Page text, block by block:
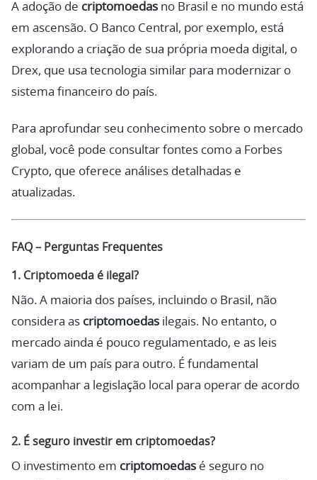
A adoção de criptomoedas no Brasil e no mundo está
em ascensão. O Banco Central, por exemplo, está
explorando a criação de sua própria moeda digital, o
Drex, que usa tecnologia similar para modernizar o
sistema financeiro do país.
Para aprofundar seu conhecimento sobre o mercado
global, você pode consultar fontes como a Forbes
Crypto, que oferece análises detalhadas e
atualizadas.
FAQ – Perguntas Frequentes
1. Criptomoeda é ilegal?
Não. A maioria dos países, incluindo o Brasil, não
considera as criptomoedas ilegais. No entanto, o
mercado ainda é pouco regulamentado, e as leis
variam de um país para outro. É fundamental
acompanhar a legislação local para operar de acordo
com a lei.
2. É seguro investir em criptomoedas?
O investimento em criptomoedas é seguro no